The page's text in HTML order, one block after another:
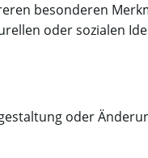
besonderen
oder sozialen
oder